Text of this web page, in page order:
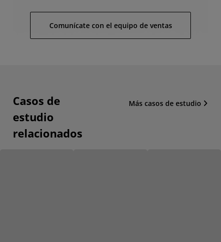
Comunícate con el equipo de ventas
Casos de
estudio
relacionados
Más casos de estudio